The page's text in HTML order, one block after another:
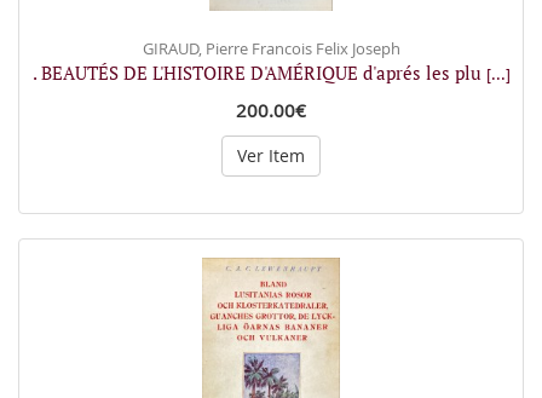
GIRAUD, Pierre Francois Felix Joseph
. BEAUTÉS DE L'HISTOIRE D'AMÉRIQUE d'aprés les plu [...]
200.00€
Ver Item